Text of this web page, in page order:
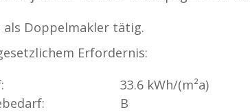
Doppelmakler tätig.
Erfordernis:
33.6 kWh/(m²a)
B